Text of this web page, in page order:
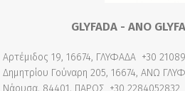
GLYFADA - ANO
Αρτέμιδος 19, 16674, ΓΛΥΦΑΔΑ +30
Δημητρίου Γούναρη 205, 16674, ΑΝΩ
Νάουσα, 84401, ΠΑΡΟΣ +30 2284052832